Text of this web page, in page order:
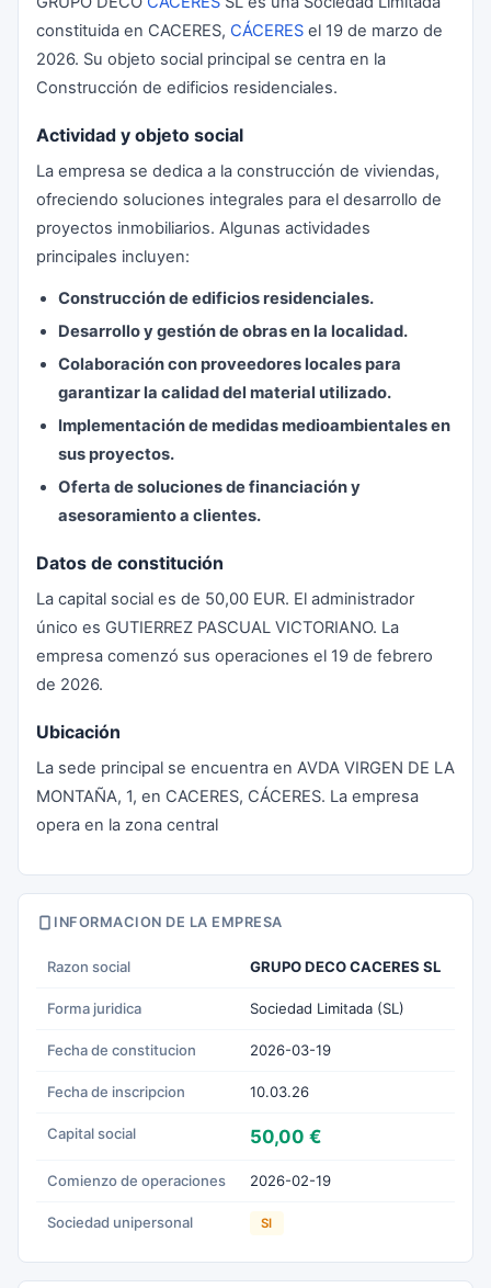
constituida en CACERES, CÁCERES el 19 de marzo de
2026. Su objeto social principal se centra en la
Construcción de edificios residenciales.
Actividad y objeto social
La empresa se dedica a la construcción de viviendas,
ofreciendo soluciones integrales para el desarrollo de
proyectos inmobiliarios. Algunas actividades
principales incluyen:
Construcción de edificios residenciales.
Desarrollo y gestión de obras en la localidad.
Colaboración con proveedores locales para
garantizar la calidad del material utilizado.
Implementación de medidas medioambientales en
sus proyectos.
Oferta de soluciones de financiación y
asesoramiento a clientes.
Datos de constitución
La capital social es de 50,00 EUR. El administrador
único es GUTIERREZ PASCUAL VICTORIANO. La
empresa comenzó sus operaciones el 19 de febrero
de 2026.
Ubicación
La sede principal se encuentra en AVDA VIRGEN DE LA
MONTAÑA, 1, en CACERES, CÁCERES. La empresa
opera en la zona central
INFORMACION DE LA EMPRESA
Razon social GRUPO DECO CACERES SL
Forma juridica Sociedad Limitada (SL)
Fecha de constitucion 2026-03-19
Fecha de inscripcion 10.03.26
Capital social 50,00 €
Comienzo de operaciones 2026-02-19
Sociedad unipersonal SI